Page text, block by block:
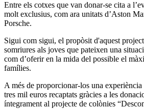
Entre els cotxes que van donar-se cita a
molt exclusius, com ara unitats d’Aston
Porsche.
Sigui com sigui, el propòsit d'aquest
somriures als joves que pateixen una
com d’oferir en la mida del possible el
famílies.
A més de proporcionar-los una
tres mil euros recaptats gràcies a les
íntegrament al projecte de colònies